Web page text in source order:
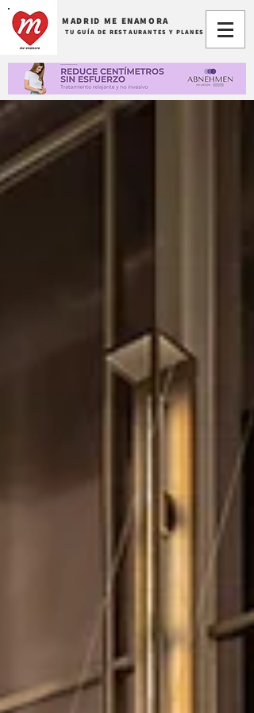
MADRID ME ENAMORA
TU GUÍA DE RESTAURANTES Y PLANES